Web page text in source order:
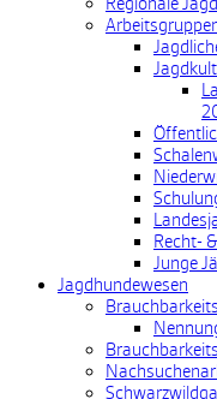
Recht-
Junge
Jagdhundewesen